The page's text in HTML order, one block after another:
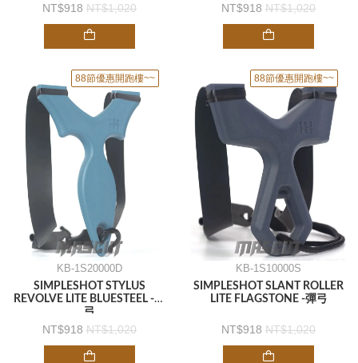
918 1,020 918 1,020
88節優惠開跑樓~~
KB-1S20000D
SIMPLESHOT STYLUS
REVOLVE LITE BLUESTEEL -彈
弓
918 1,020
88節優惠開跑樓~~
KB-1S10000S
SIMPLESHOT SLANT ROLLER
LITE FLAGSTONE -彈弓
918 1,020